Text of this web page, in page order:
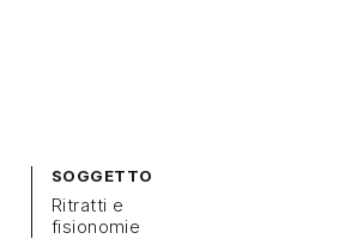
SOGGETTO
Ritratti e
fisionomie